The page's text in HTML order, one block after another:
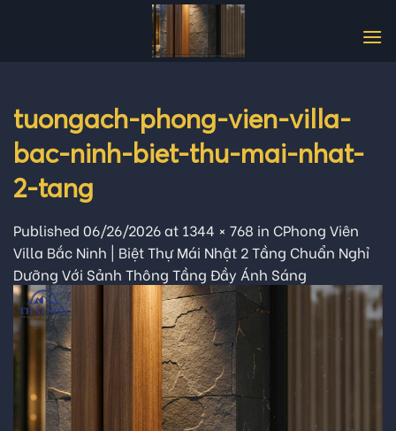
tuongach-phong-vien-villa-
bac-ninh-biet-thu-mai-nhat-
2-tang
Published 06/26/2026at 1344 × 768 in CPhong Viên
Villa Bắc Ninh | Biệt Thự Mái Nhật 2 Tầng Chuẩn Nghỉ
Dưỡng Với Sảnh Thông Tầng Đầy Ánh Sáng